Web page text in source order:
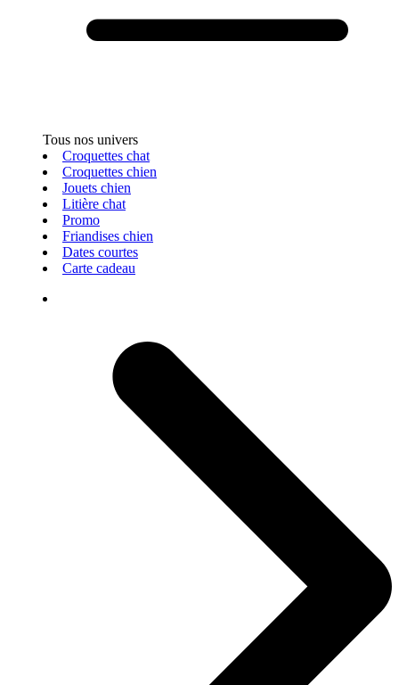
Tous nos univers
Croquettes chat
Croquettes chien
Jouets chien
Litière chat
Promo
Friandises chien
Dates courtes
Carte cadeau